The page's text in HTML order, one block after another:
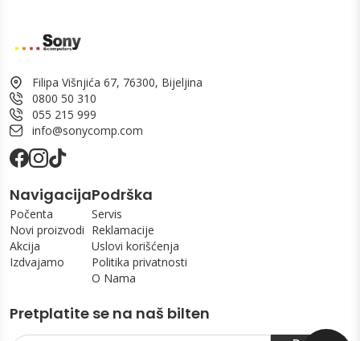
Filipa Višnjića 67, 76300, Bijeljina
0800 50 310
055 215 999
info@sonycomp.com
Navigacija
Počenta
Novi proizvodi
Akcija
Izdvajamo
Podrška
Servis
Reklamacije
Uslovi korišćenja
Politika privatnosti
O Nama
Pretplatite se na naš bilten